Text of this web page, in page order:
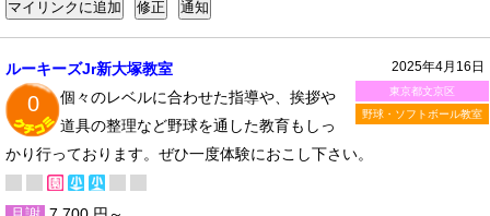
2025年4月16日
東京都文京区
野球・ソフトボール教室
ルーキーズJr新大塚教室
0
個々のレベルに合わせた指導や、挨拶や
道具の整理など野球を通した教育もしっ
かり行っております。ぜひ一度体験におこし下さい。